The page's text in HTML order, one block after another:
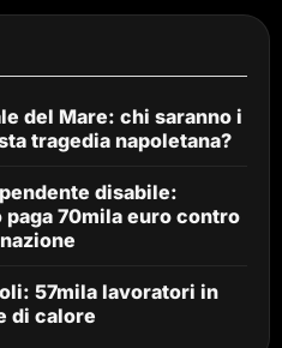
del Mare: chi saranno i
tragedia napoletana?
disabile:
70mila euro contro
57mila lavoratori in
di calore